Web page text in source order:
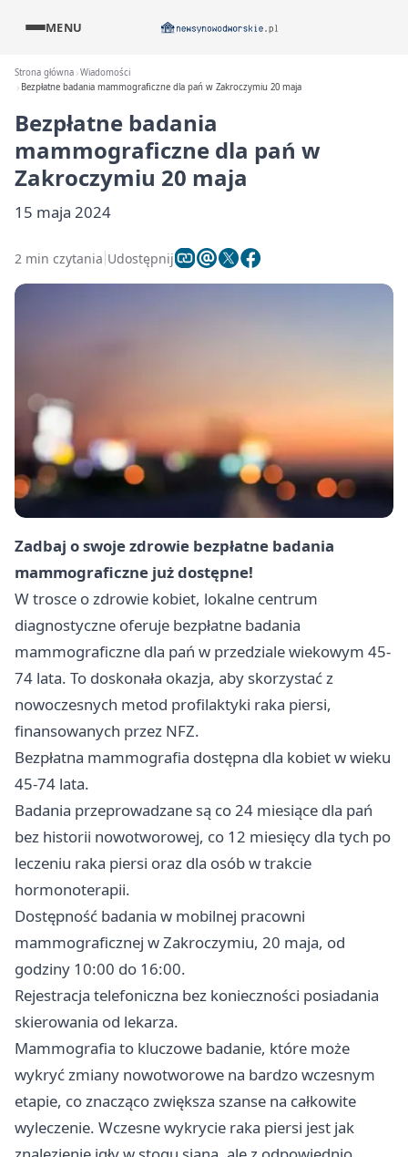
MENU
Strona główna Wiadomości
Bezpłatne badania mammograficzne dla pań w Zakroczymiu 20 maja
Bezpłatne badania
mammograficzne dla pań w
Zakroczymiu 20 maja
15 maja 2024
2 min czytania Udostępnij
Zadbaj o swoje zdrowie bezpłatne badania
mammograficzne już dostępne!
W trosce o zdrowie kobiet, lokalne centrum
diagnostyczne oferuje bezpłatne badania
mammograficzne dla pań w przedziale wiekowym 45-
74 lata. To doskonała okazja, aby skorzystać z
nowoczesnych metod profilaktyki raka piersi,
finansowanych przez NFZ.
Bezpłatna mammografia dostępna dla kobiet w wieku
45-74 lata.
Badania przeprowadzane są co 24 miesiące dla pań
bez historii nowotworowej, co 12 miesięcy dla tych po
leczeniu raka piersi oraz dla osób w trakcie
hormonoterapii.
Dostępność badania w mobilnej pracowni
mammograficznej w Zakroczymiu, 20 maja, od
godziny 10:00 do 16:00.
Rejestracja telefoniczna bez konieczności posiadania
skierowania od lekarza.
Mammografia to kluczowe badanie, które może
wykryć zmiany nowotworowe na bardzo wczesnym
etapie, co znacząco zwiększa szanse na całkowite
wyleczenie. Wczesne wykrycie raka piersi jest jak